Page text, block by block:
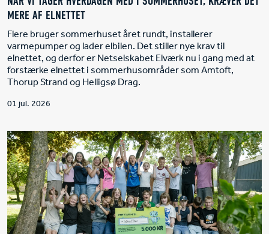
MERE AF ELNETTET
Flere bruger sommerhuset året rundt, installerer
varmepumper og lader elbilen. Det stiller nye krav til
elnettet, og derfor er Netselskabet Elværk nu i gang med at
forstærke elnettet i sommerhusområder som Amtoft,
Thorup Strand og Helligsø Drag.
01 jul. 2026